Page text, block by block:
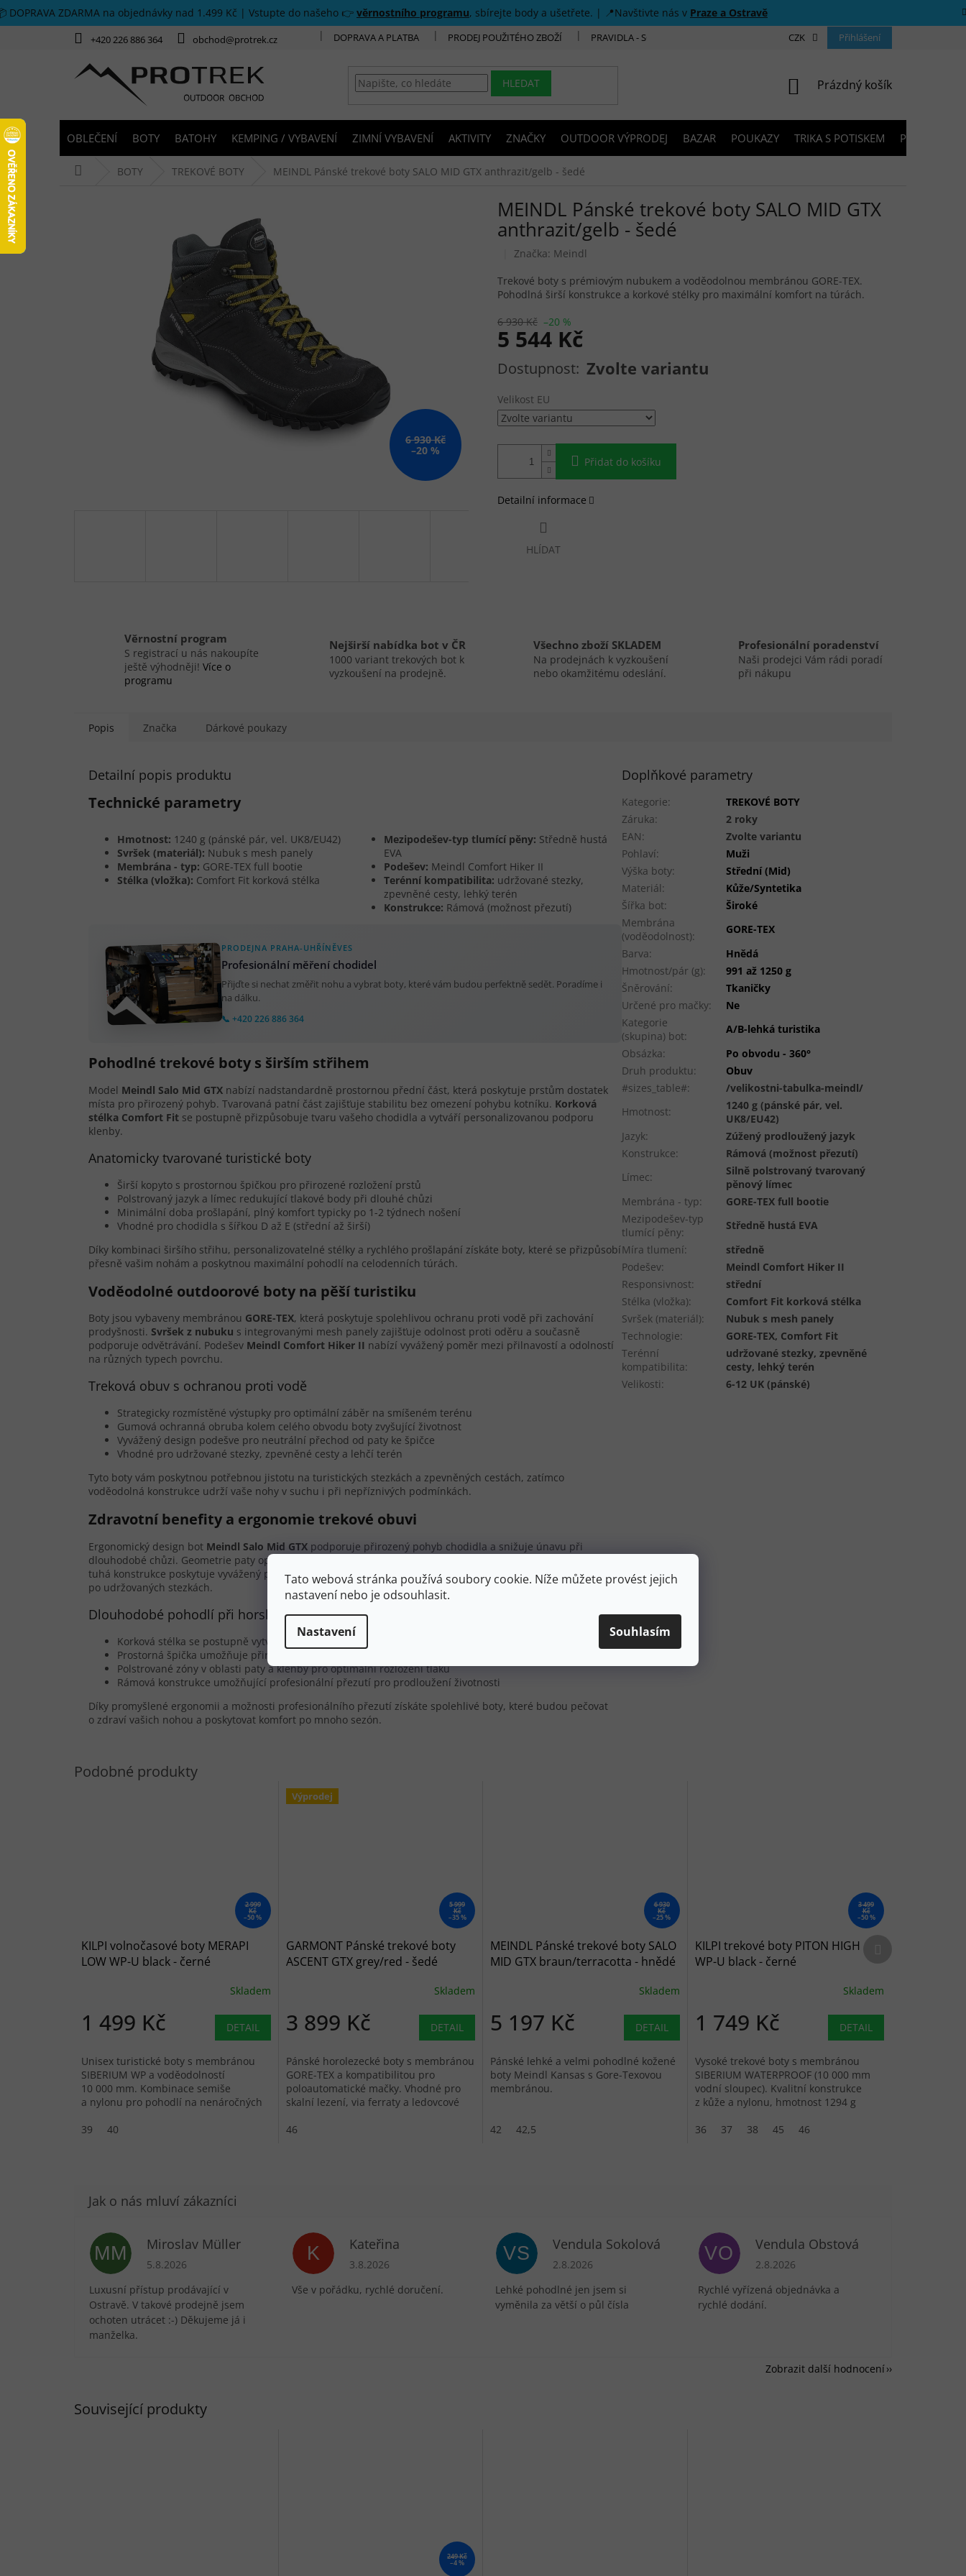
Tato webová stránka používá soubory cookie. Níže můžete provést jejich
nastavení nebo je odsouhlasit.
Nastavení Souhlasím
Přejít na obsah
DOPRAVA ZDARMA na objednávky nad 1.499 Kč | Vstupte do našeho 👉 věrnostního programu, sbírejte body a ušetřete. | 📍Navštivte nás v Praze a Ostravě
+420 226 886 364 obchod@protrek.cz DOPRAVA A PLATBA PRODEJ POUŽITÉHO ZBOŽÍ PRAVIDLA - SOUTĚŽE PRODEJNY KONTAKTY
CZK Přihlášení
HLEDAT NÁKUPNÍ KOŠÍK
Prázdný košík
OBLEČENÍ BOTY BATOHY KEMPING / VYBAVENÍ ZIMNÍ VYBAVENÍ AKTIVITY ZNAČKY OUTDOOR VÝPRODEJ BAZAR POUKAZY TRIKA S POTISKEM PŮJČOVNA
BOTY TREKOVÉ BOTY MEINDL Pánské trekové boty SALO MID GTX anthrazit/gelb - šedé
6 930 Kč
–20 %
MEINDL Pánské trekové boty SALO MID GTX
anthrazit/gelb - šedé
Značka: Meindl
6 930 Kč –20 %
5 544 Kč
Měrná cena: Zvolte variantu
Velikost EU
Přidat do košíku
Trekové boty s prémiovým nubukem a voděodolnou membránou GORE-TEX.
Pohodlná širší konstrukce a korkové stélky pro maximální komfort na túrách.
Detailní informace
HLÍDAT
Věrnostní program
S registrací u nás nakoupíte
ještě výhodněji! Více o
programu
Nejširší nabídka bot v ČR
1000 variant trekových bot k
vyzkoušení na prodejně.
Všechno zboží SKLADEM
Na prodejnách k vyzkoušení
nebo okamžitému odeslání.
Profesionální poradenství
Naši prodejci Vám rádi poradí
při nákupu
Související produkty
249 Kč
–4 %
Popis Značka Dárkové poukazy
Detailní popis produktu
Technické parametry
Hmotnost: 1240 g (pánské pár, vel. UK8/EU42)
Svršek (materiál): Nubuk s mesh panely
Membrána - typ: GORE-TEX full bootie
Stélka (vložka): Comfort Fit korková stélka
Mezipodešev-typ tlumící pěny: Středně hustá
EVA
Podešev: Meindl Comfort Hiker II
Terénní kompatibilita: udržované stezky,
zpevněné cesty, lehký terén
Konstrukce: Rámová (možnost přezutí)
PRODEJNA PRAHA-UHŘÍNĚVES
Profesionální měření chodidel
Přijďte si nechat změřit nohu a vybrat boty, které vám budou perfektně sedět. Poradíme i
na dálku.
📞 +420 226 886 364
Pohodlné trekové boty s širším střihem
Model Meindl Salo Mid GTX nabízí nadstandardně prostornou přední část, která poskytuje prstům dostatek
místa pro přirozený pohyb. Tvarovaná patní část zajišťuje stabilitu bez omezení pohybu kotníku. Korková
stélka Comfort Fit se postupně přizpůsobuje tvaru vašeho chodidla a vytváří personalizovanou podporu
klenby.
Anatomicky tvarované turistické boty
Širší kopyto s prostornou špičkou pro přirozené rozložení prstů
Polstrovaný jazyk a límec redukující tlakové body při dlouhé chůzi
Minimální doba prošlapání, plný komfort typicky po 1-2 týdnech nošení
Vhodné pro chodidla s šířkou D až E (střední až širší)
Díky kombinaci širšího střihu, personalizovatelné stélky a rychlého prošlapání získáte boty, které se přizpůsobí
přesně vašim nohám a poskytnou maximální pohodlí na celodenních túrách.
Voděodolné outdoorové boty na pěší turistiku
Boty jsou vybaveny membránou GORE-TEX, která poskytuje spolehlivou ochranu proti vodě při zachování
prodyšnosti. Svršek z nubuku s integrovanými mesh panely zajišťuje odolnost proti oděru a současně
podporuje odvětrávání. Podešev Meindl Comfort Hiker II nabízí vyvážený poměr mezi přilnavostí a odolností
na různých typech povrchu.
Treková obuv s ochranou proti vodě
Strategicky rozmístěné výstupky pro optimální záběr na smíšeném terénu
Gumová ochranná obruba kolem celého obvodu boty zvyšující životnost
Vyvážený design podešve pro neutrální přechod od paty ke špičce
Vhodné pro udržované stezky, zpevněné cesty a lehčí terén
Tyto boty vám poskytnou potřebnou jistotu na turistických stezkách a zpevněných cestách, zatímco
voděodolná konstrukce udrží vaše nohy v suchu i při nepříznivých podmínkách.
Zdravotní benefity a ergonomie trekové obuvi
Ergonomický design bot Meindl Salo Mid GTX podporuje přirozený pohyb chodidla a snižuje únavu při
dlouhodobé chůzi. Geometrie paty optimalizovaná pro neutrální došlap omezuje přetěžování kloubů. Středně
tuhá konstrukce poskytuje vyvážený poměr mezi podporou a flexibilitou, což je ideální pro turistiku
po udržovaných stezkách.
Dlouhodobé pohodlí při horské turistice
Korková stélka se postupně vytvaruje podle vašeho chodidla pro personalizovanou podporu
Prostorná špička umožňuje přirozené rozložení prstů a redukuje otlaky
Polstrované zóny v oblasti paty a klenby pro optimální rozložení tlaku
Rámová konstrukce umožňující profesionální přezutí pro prodloužení životnosti
Díky promyšlené ergonomii a možnosti profesionálního přezutí získáte spolehlivé boty, které budou pečovat
o zdraví vašich nohou a poskytovat komfort po mnoho sezón.
Doplňkové parametry
Kategorie:
TREKOVÉ BOTY
Záruka:
2 roky
EAN:
Zvolte variantu
Pohlaví:
Muži
Výška boty:
Střední (Mid)
Materiál:
Kůže/Syntetika
Šířka bot:
Široké
Membrána
(voděodolnost):
GORE-TEX
Barva:
Hnědá
Hmotnost/pár (g):
991 až 1250 g
Šněrování:
Tkaničky
Určené pro mačky:
Ne
Kategorie
(skupina) bot:
A/B-lehká turistika
Obsázka:
Po obvodu - 360°
Druh produktu:
Obuv
#sizes_table#:
/velikostni-tabulka-meindl/
Hmotnost:
1240 g (pánské pár, vel.
UK8/EU42)
Jazyk:
Zúžený prodloužený jazyk
Konstrukce:
Rámová (možnost přezutí)
Límec:
Silně polstrovaný tvarovaný
pěnový límec
Membrána - typ:
GORE-TEX full bootie
Mezipodešev-typ
tlumící pěny:
Středně hustá EVA
Míra tlumení:
středně
Podešev:
Meindl Comfort Hiker II
Responsivnost:
střední
Stélka (vložka):
Comfort Fit korková stélka
Svršek (materiál):
Nubuk s mesh panely
Technologie:
GORE-TEX, Comfort Fit
Terénní
kompatibilita:
udržované stezky, zpevněné
cesty, lehký terén
Velikosti: 6-12 UK (pánské)
2 999
Kč
–50 %
KILPI volnočasové boty MERAPI
LOW WP-U black - černé
Skladem
1 499 Kč DETAIL
Unisex turistické boty s membránou
SIBERIUM WP a voděodolností
10 000 mm. Kombinace semiše
a nylonu pro pohodlí na nenáročných
39
40
Výprodej
5 999
Kč
–35 %
GARMONT Pánské trekové boty
ASCENT GTX grey/red - šedé
Skladem
3 899 Kč DETAIL
Pánské horolezecké boty s membránou
GORE-TEX a kompatibilitou pro
poloautomatické mačky. Vhodné pro
skalní lezení, via ferraty a ledovcové
46
6 930
Kč
–25 %
MEINDL Pánské trekové boty SALO
MID GTX braun/terracotta - hnědé
Skladem
5 197 Kč DETAIL
Pánské lehké a velmi pohodlné kožené
boty Meindl Kansas s Gore-Texovou
membránou.
42 42,5
3 499
Kč
–50 %
KILPI trekové boty PITON HIGH
WP-U black - černé
Skladem
1 749 Kč DETAIL
Vysoké trekové boty s membránou
SIBERIUM WATERPROOF (10 000 mm
vodní sloupec). Kvalitní konstrukce
z kůže a nylonu, hmotnost 1294 g
36
37 38 45 46
MM Miroslav Müller
Hodnocení obchodu je 5 z 5 hvězdiček.
5.8.2026
Luxusní přístup prodávající v
Ostravě. V takové prodejně jsem
ochoten utrácet :-) Děkujeme já i
manželka.
K Kateřina
Hodnocení obchodu je 5 z 5 hvězdiček.
3.8.2026
Vše v pořádku, rychlé doručení.
VS Vendula Sokolová
Hodnocení obchodu je 5 z 5 hvězdiček.
2.8.2026
Lehké pohodlné jen jsem si
vyměnila za větší o půl čísla
VO Vendula Obstová
Hodnocení obchodu je 5 z 5 hvězdiček.
2.8.2026
Rychlé vyřízená objednávka a
rychlé dodání.
Zobrazit další hodnocení